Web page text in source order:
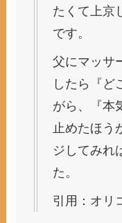
たくて上京
です。
父にマッサ
したら『ど
がら、『本
止めたほう
ジしてみれ
た。
引用：オリ